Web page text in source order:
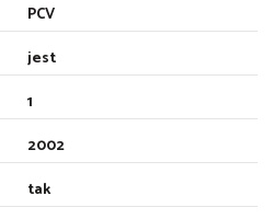
PCV
jest
1
2002
tak